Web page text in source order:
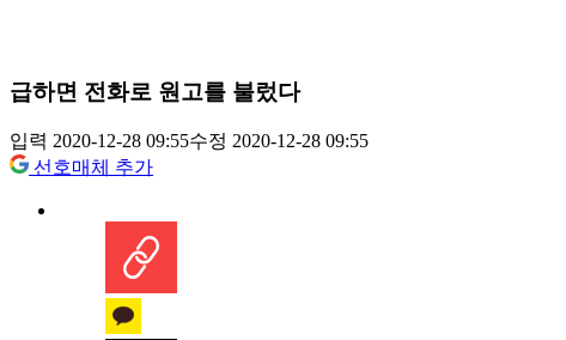
급하면 전화로 원고를 불렀다
입력 2020-12-28 09:55수정 2020-12-28 09:55
선호매체 추가